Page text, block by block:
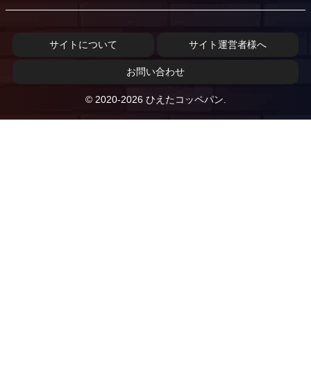
サイトについて サイト運営者様へ
お問い合わせ
© 2020-2026 ひえたコッペパン.